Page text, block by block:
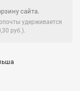
сайта.
удерживается
руб.).